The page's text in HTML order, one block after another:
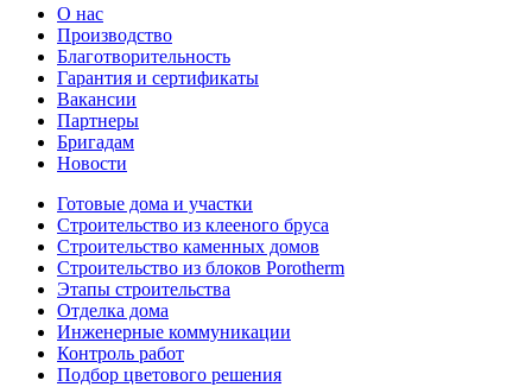
О нас
Производство
Благотворительность
Гарантия и сертификаты
Вакансии
Партнеры
Бригадам
Новости
Готовые дома и участки
Строительство из клееного бруса
Строительство каменных домов
Строительство из блоков Porotherm
Этапы строительства
Отделка дома
Инженерные коммуникации
Контроль работ
Подбор цветового решения